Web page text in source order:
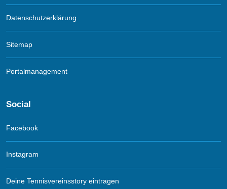
Datenschutzerklärung
Sitemap
Portalmanagement
Social
Facebook
Instagram
Deine Tennisvereinsstory eintragen